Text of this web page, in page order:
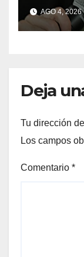
AGO 4, 2026
Deja
Tu dirección
Los campos
Comentario *